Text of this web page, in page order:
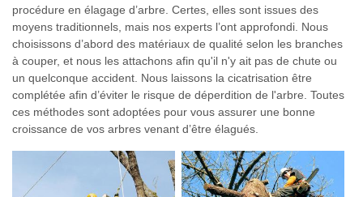
procédure en élagage d’arbre. Certes, elles sont issues des
moyens traditionnels, mais nos experts l’ont approfondi. Nous
choisissons d’abord des matériaux de qualité selon les branches
à couper, et nous les attachons afin qu'il n'y ait pas de chute ou
un quelconque accident. Nous laissons la cicatrisation être
complétée afin d’éviter le risque de déperdition de l'arbre. Toutes
ces méthodes sont adoptées pour vous assurer une bonne
croissance de vos arbres venant d’être élagués.